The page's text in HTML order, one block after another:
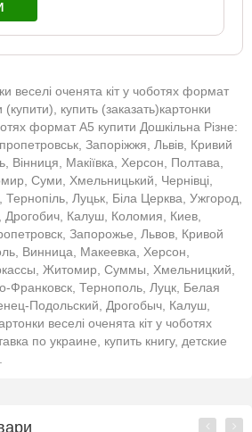
веселі оченята кіт у чоботях формат
купить (заказать)картонки
формат А5 купити Дошкільна Різне:
Запоріжжя, Львів, Кривий
Вінниця, Макіївка, Херсон, Полтава,
Суми, Хмельницький, Чернівці,
Тернопіль, Луцьк, Біла Церква, Ужгород,
Дрогобич, Калуш, Коломия, Киев,
Запорожье, Львов, Кривой
Винница, Макеевка, Херсон,
Житомир, Суммы, Хмельницкий,
Франковск, Тернополь, Луцк, Белая
Подольский, Дрогобыч, Калуш,
веселі оченята кіт у чоботях
по украине, купить книгу, детские